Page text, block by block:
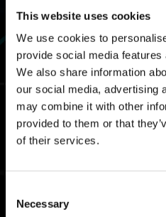
This website uses cookies
We use cookies to
provide social media
We also share information
our social media, advertising
may combine it with other
provided to them or that
of their services.
Selection
Necessary